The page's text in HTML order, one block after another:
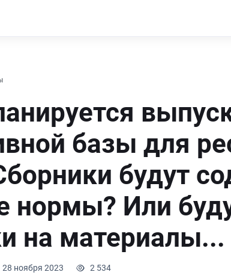
базы для
будут
нормы? Или
на материалы...
28 ноября 2023 2 534